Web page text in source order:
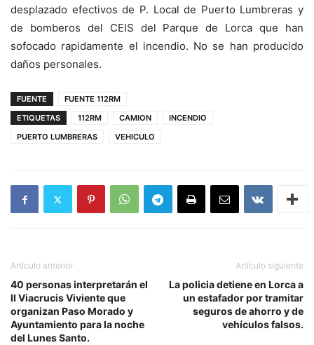
desplazado efectivos de P. Local de Puerto Lumbreras y
de bomberos del CEIS del Parque de Lorca que han
sofocado rapidamente el incendio. No se han producido
daños personales.
FUENTE
FUENTE 112RM
ETIQUETAS
112RM CAMION
INCENDIO
PUERTO LUMBRERAS
VEHICULO
Artículo anterior
40 personas interpretarán el
II Viacrucis Viviente que
organizan Paso Morado y
Ayuntamiento para la noche
del Lunes Santo.
Artículo siguiente
La policia detiene en Lorca a
un estafador por tramitar
seguros de ahorro y de
vehículos falsos.